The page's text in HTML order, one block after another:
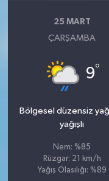
25 MART
ÇARŞAMBA
9°
Bölgesel düzensiz
yağışlı
Nem: %85
Rüzgar: 21 km/h
Yağış Olasılığı: %89